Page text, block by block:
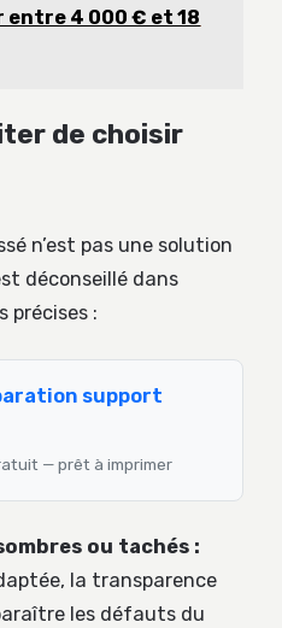
4 000 € et 18
de choisir
n’est pas une solution
déconseillé dans
précises :
support
— prêt à imprimer
ou tachés :
la transparence
les défauts du